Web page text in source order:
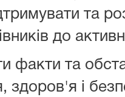
та
до
факти та
здоров'я і